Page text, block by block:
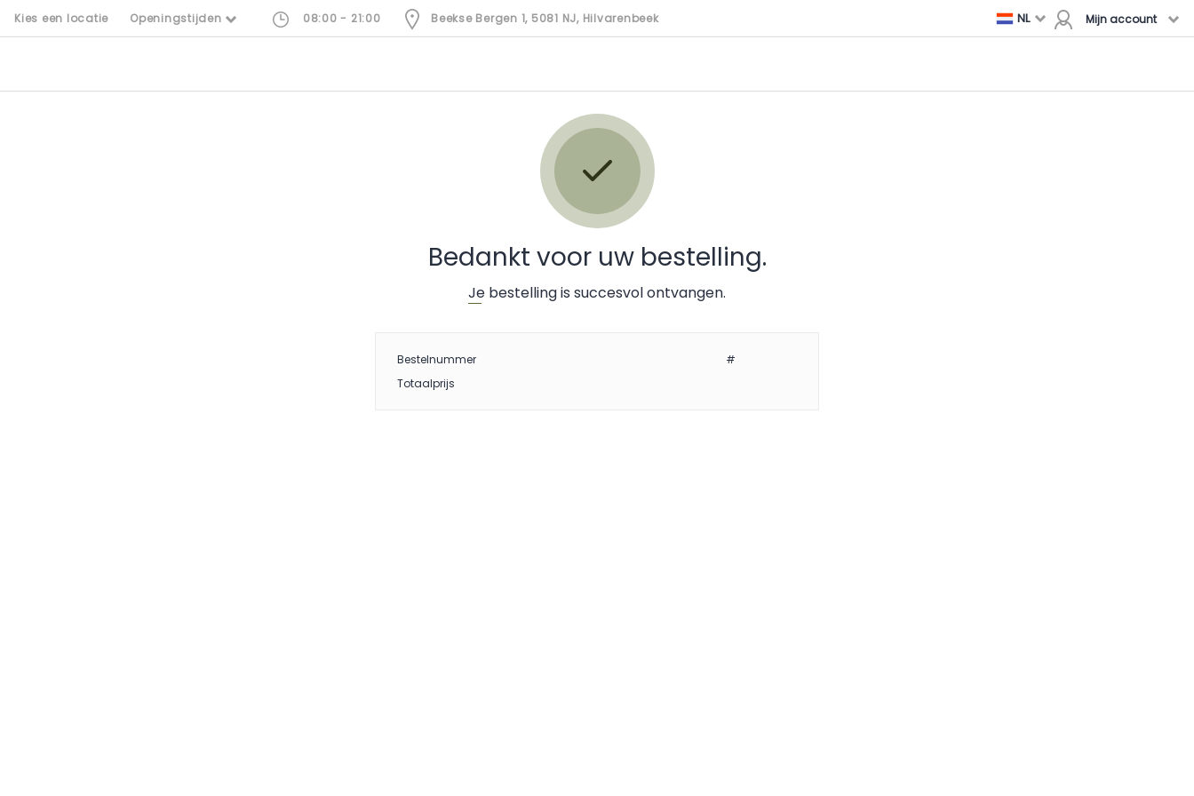
Kies een locatie Openingstijden 08:00 - 21:00 Beekse Bergen 1, 5081 NJ, Hilvarenbeek NL Mijn account
Bedankt voor uw bestelling.
Je bestelling is succesvol ontvangen.
Bestelnummer
#
Totaalprijs